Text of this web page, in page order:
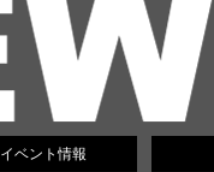
イベント情報